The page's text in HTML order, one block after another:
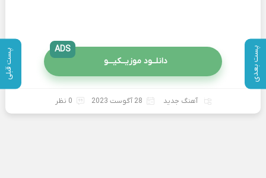
پست بعدی پست قبلی دانلــود موزیــکیـــو
ADS
آهنگ جدید 28 آگوست 2023 0 نظر